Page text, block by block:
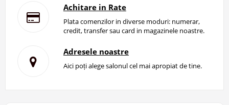
Achitare in Rate
Plata comenzilor in diverse moduri: numerar,
credit, transfer sau card in magazinele noastre.
Adresele noastre
Aici poți alege salonul cel mai apropiat de tine.